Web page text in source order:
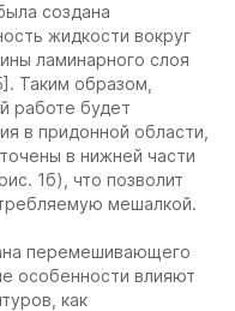
создана
жидкости вокруг
ламинарного слоя
Таким образом,
работе будет
в придонной области,
в нижней части
1б), что позволит
мешалкой.
перемешивающего
особенности влияют
как